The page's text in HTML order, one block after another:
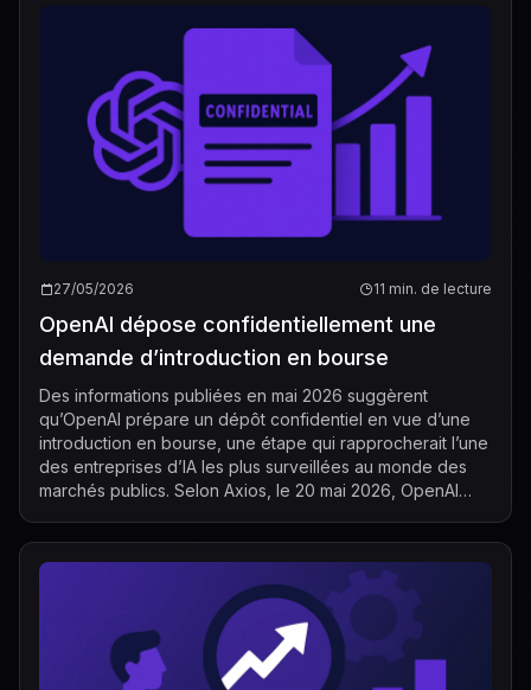
27/05/2026 11 min. de lecture
OpenAI dépose confidentiellement une
demande d’introduction en bourse
Des informations publiées en mai 2026 suggèrent
qu’OpenAI prépare un dépôt confidentiel en vue d’une
introduction en bourse, une étape qui rapprocherait l’une
des entreprises d’IA les plus surveillées au monde des
marchés publics. Selon Axios, le 20 mai 2026, OpenAI